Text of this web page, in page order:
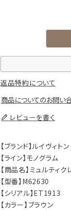
返品特約について
商品についてのお問い
レビューを書く
【ブランド】ルイヴィトン
【ライン】モノグラム
【商品名】ミュルティク
【型番】M62630
【シリアル】ET1913
【カラー】ブラウン